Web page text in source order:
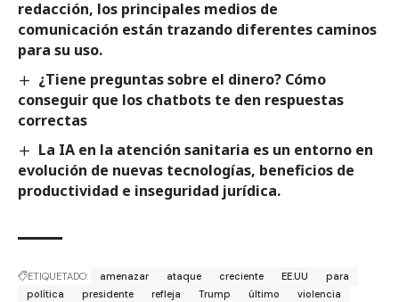
redacción, los principales medios de
comunicación están trazando diferentes caminos
para su uso.
¿Tiene preguntas sobre el dinero? Cómo
conseguir que los chatbots te den respuestas
correctas
La IA en la atención sanitaria es un entorno en
evolución de nuevas tecnologías, beneficios de
productividad e inseguridad jurídica.
ETIQUETADO: amenazar ataque creciente EE.UU
para
política
presidente refleja Trump último violencia